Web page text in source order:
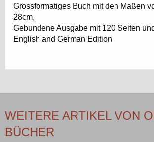
Grossformatiges Buch mit den Maßen
28cm,
Gebundene Ausgabe mit 120 Seiten
English and German Edition
WEITERE ARTIKEL VON
BÜCHER